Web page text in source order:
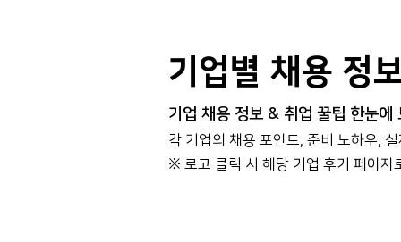
기업별 채용 정
기업 채용 정보 & 취업 꿀팁 한눈에
각 기업의 채용 포인트, 준비 노하우,
​※ 로고 클릭 시 해당 기업 후기 페이지